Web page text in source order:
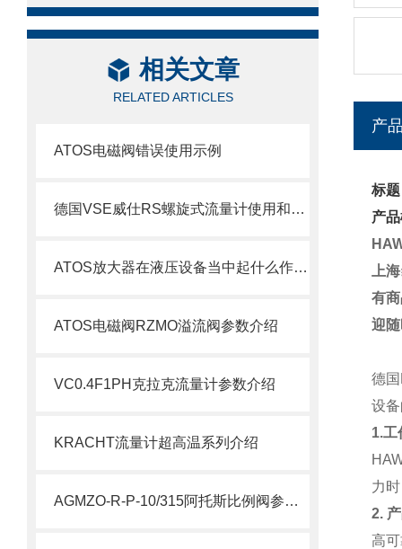
相关文章
RELATED ARTICLES
ATOS电磁阀错误使用示例
德国VSE威仕RS螺旋式流量计使用和优势
ATOS放大器在液压设备当中起什么作用呢
ATOS电磁阀RZMO溢流阀参数介绍
VC0.4F1PH克拉克流量计参数介绍
KRACHT流量计超高温系列介绍
AGMZO-R-P-10/315阿托斯比例阀参数介绍
产
标
产
上
有
迎
德
设
1.工
力
2.
高